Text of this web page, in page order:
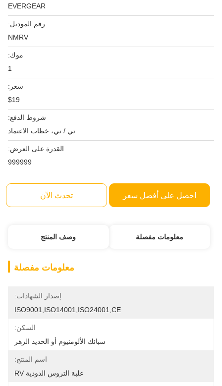
EVERGEAR
رقم الموديل:
NMRV
موك:
1
سعر:
$19
شروط الدفع:
تي / تي، خطاب الاعتماد
القدرة على العرض:
999999
احصل على أفضل سعر تحدث الآن
معلومات مفصلة وصف المنتج
معلومات مفصلة
إصدار الشهادات:
ISO9001,ISO14001,ISO24001,CE
السكن:
سبائك الألومنيوم أو الحديد الزهر
اسم المنتج:
علبة التروس الدودية RV